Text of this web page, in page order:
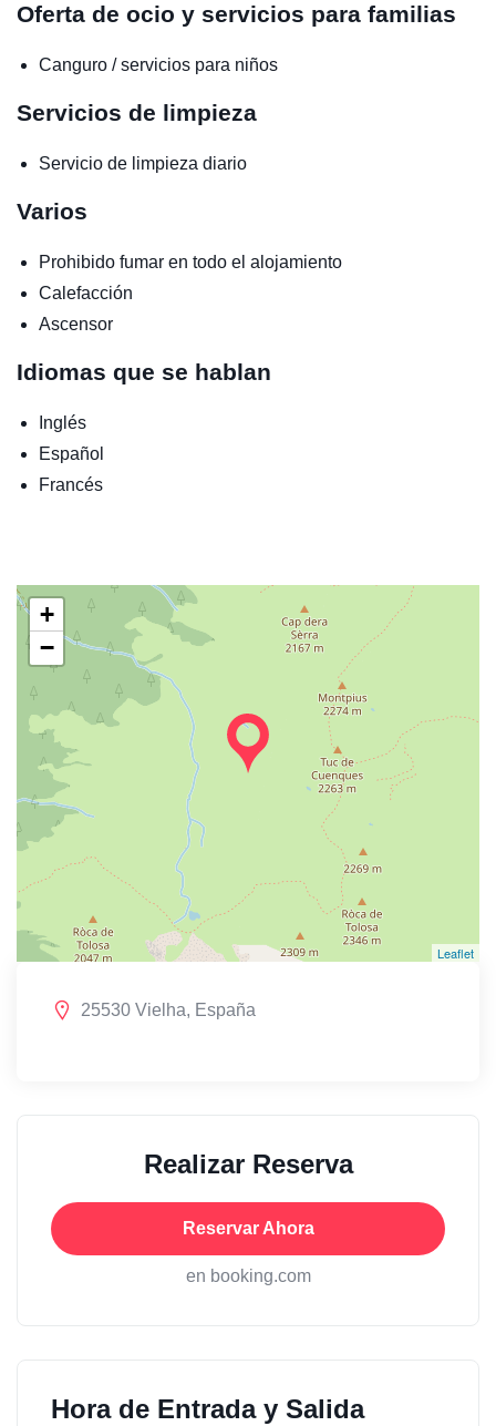
Oferta de ocio y servicios para familias
Canguro / servicios para niños
Servicios de limpieza
Servicio de limpieza diario
Varios
Prohibido fumar en todo el alojamiento
Calefacción
Ascensor
Idiomas que se hablan
Inglés
Español
Francés
+
−
Leaflet
25530 Vielha, España
Realizar Reserva
Reservar Ahora
en booking.com
Hora de Entrada y Salida